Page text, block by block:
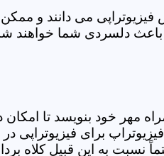
می دانند و
دلسردی شما خواهند
مهر خود بنویسد تا امکان
برای فیزیوتراپی در
نسبت به این قبیل کلاه